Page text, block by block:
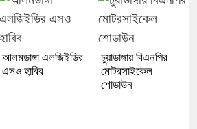
আলমডাঙ্গা এলজিইডির
এসও হাবিব
চুয়াডাঙ্গায় বিএনপির
মোটরসাইকেল
শোডাউন